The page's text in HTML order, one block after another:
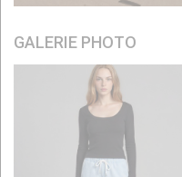
GALERIE PHOTO